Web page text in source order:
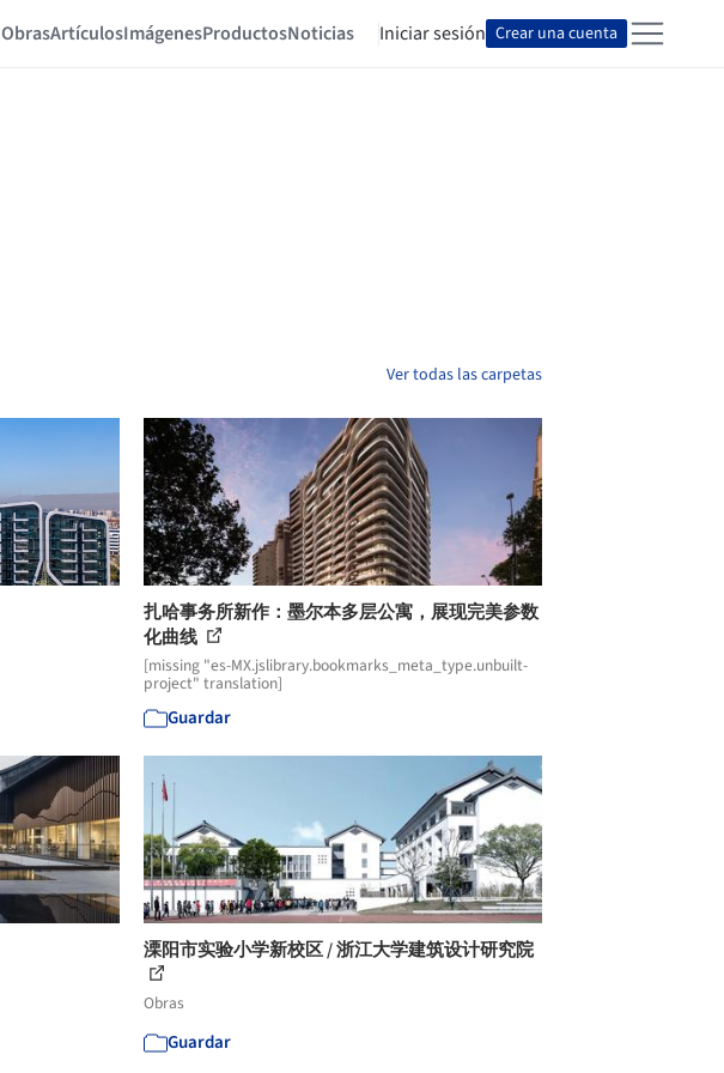
ObrasArtículosImágenesProductosNoticias Iniciar sesión Crear una cuenta
Ver todas las carpetas
扎哈事务所新作：墨尔本多层公寓，展现完美参数
化曲线
[missing "es-MX.jslibrary.bookmarks_meta_type.unbuilt-
project" translation]
Guardar
溧阳市实验小学新校区 / 浙江大学建筑设计研究院
Obras
Guardar